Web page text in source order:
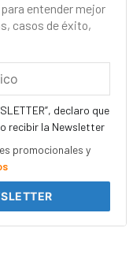
entender mejor
casos de éxito,
declaro que
recibir la Newsletter
promocionales y